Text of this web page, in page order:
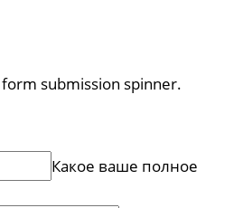
Какое ваше полное